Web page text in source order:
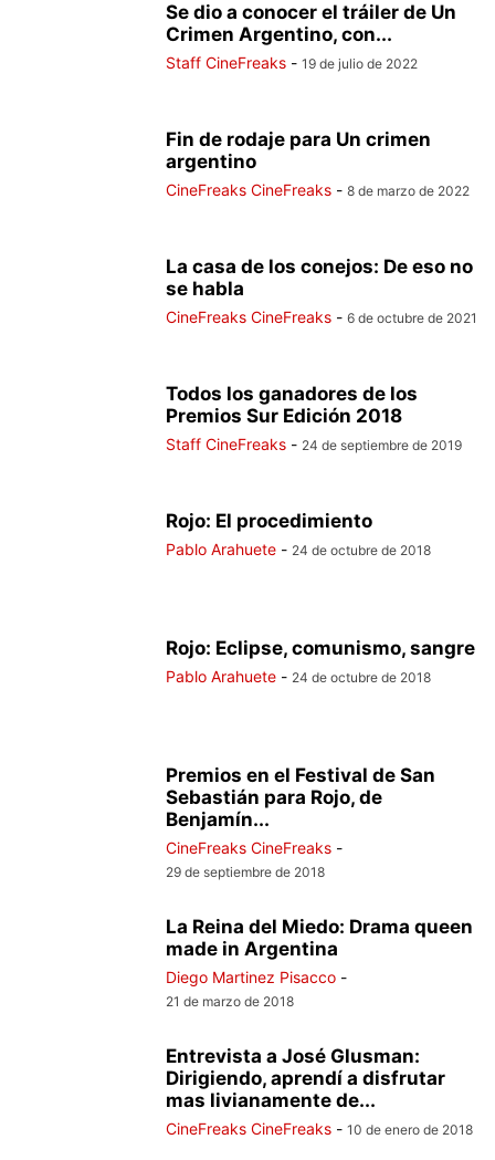
Se dio a conocer el tráiler de Un
Crimen Argentino, con...
Staff CineFreaks - 19 de julio de 2022
Fin de rodaje para Un crimen
argentino
CineFreaks CineFreaks - 8 de marzo de 2022
La casa de los conejos: De eso no
se habla
CineFreaks CineFreaks - 6 de octubre de 2021
Todos los ganadores de los
Premios Sur Edición 2018
Staff CineFreaks - 24 de septiembre de 2019
Rojo: El procedimiento
Pablo Arahuete - 24 de octubre de 2018
Rojo: Eclipse, comunismo, sangre
Pablo Arahuete - 24 de octubre de 2018
Premios en el Festival de San
Sebastián para Rojo, de
Benjamín...
CineFreaks CineFreaks -
29 de septiembre de 2018
La Reina del Miedo: Drama queen
made in Argentina
Diego Martinez Pisacco -
21 de marzo de 2018
Entrevista a José Glusman:
Dirigiendo, aprendí a disfrutar
mas livianamente de...
CineFreaks CineFreaks - 10 de enero de 2018